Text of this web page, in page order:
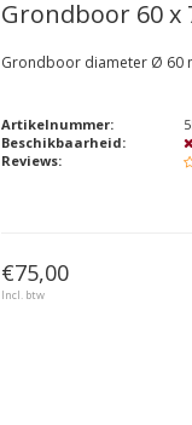
Grondboor 60 x
Grondboor diameter Ø 60
Artikelnummer:
Beschikbaarheid:
Reviews:
€75,00
Incl. btw